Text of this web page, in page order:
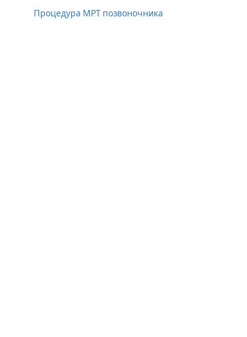
Процедура МРТ позвоночника